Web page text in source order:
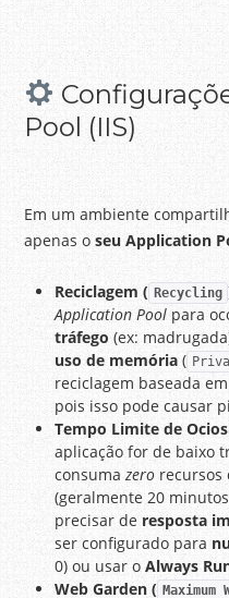
Pool (IIS)
Em um ambiente
apenas oseu Application
Reciclagem ( Recycling
Application Pool para
tráfego(ex:
uso de memória (
reciclagem baseada
pois isso pode causar
Tempo Limite de
aplicação for de baixo
consumazero recursos
(geralmente 20
precisar de resposta
ser configurado para
0) ou usar oAlways
Web Garden (